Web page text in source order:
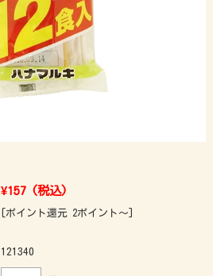
¥157 (税込)
[ポイント還元 2ポイント～]
121340